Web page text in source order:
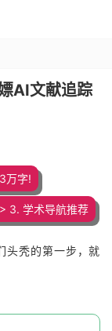
AI文献追踪
万字!
3. 学术导航推荐
头秃的第一步，就